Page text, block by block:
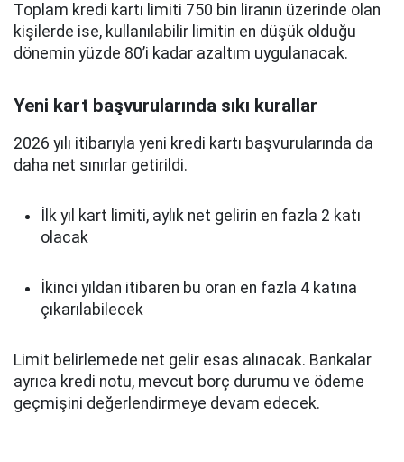
Toplam kredi kartı limiti 750 bin liranın üzerinde olan
kişilerde ise, kullanılabilir limitin en düşük olduğu
dönemin yüzde 80’i kadar azaltım uygulanacak.
Yeni kart başvurularında sıkı kurallar
2026 yılı itibarıyla yeni kredi kartı başvurularında da
daha net sınırlar getirildi.
İlk yıl kart limiti, aylık net gelirin en fazla 2 katı
olacak
İkinci yıldan itibaren bu oran en fazla 4 katına
çıkarılabilecek
Limit belirlemede net gelir esas alınacak. Bankalar
ayrıca kredi notu, mevcut borç durumu ve ödeme
geçmişini değerlendirmeye devam edecek.